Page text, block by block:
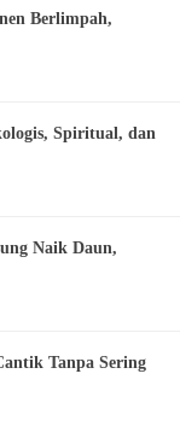
Berlimpah,
Spiritual, dan
Naik Daun,
Tanpa Sering